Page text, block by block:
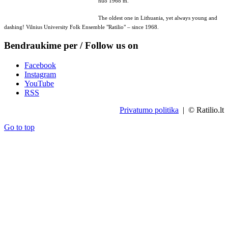
The oldest one in Lithuania, yet always young and
dashing! Vilnius University Folk Ensemble "Ratilio" – since 1968.
Bendraukime per / Follow us on
Facebook
Instagram
YouTube
RSS
Privatumo politika | © Ratilio.lt
Go to top